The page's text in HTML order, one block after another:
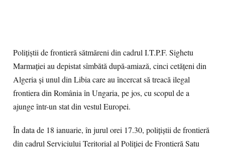
Poliţiştii de frontieră sătmăreni din cadrul I.T.P.F. Sighetu
Marmației au depistat sîmbătă după-amiază, cinci cetăţeni din
Algeria și unul din Libia care au încercat să treacă ilegal
frontiera din România în Ungaria, pe jos, cu scopul de a
ajunge într-un stat din vestul Europei.
În data de 18 ianuarie, în jurul orei 17.30, poliţiştii de frontieră
din cadrul Serviciului Teritorial al Poliţiei de Frontieră Satu